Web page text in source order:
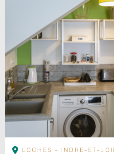
LOCHES - INDRE-ET-